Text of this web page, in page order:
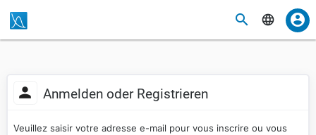
Anmelden oder Registrieren
Veuillez saisir votre adresse e-mail pour vous inscrire ou vous